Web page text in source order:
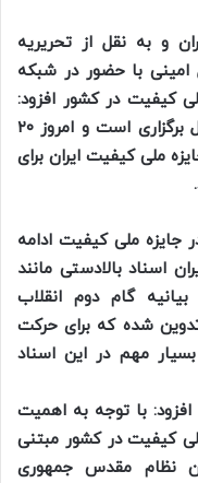
و به نقل از تحریریه
با حضور در شبکه
کیفیت در کشور افزود:
این جایزه از سال ۱۳۸۲ در کشور در حال برگزاری است و امروز ۲۰
ملی کیفیت ایران برای
جایزه ملی کیفیت ادامه
اسناد بالادستی مانند
گام دوم انقلاب
شده که برای حرکت
مهم در این اسناد
با توجه به اهمیت
کیفیت در کشور مبتنی
نظام مقدس جمهوری